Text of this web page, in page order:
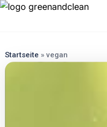
content
Startseite » vegan